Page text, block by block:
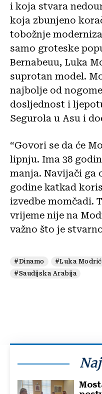
i koja stvara
koja zbunjeno
tobožnje
samo groteske
Bernabeuu, Luka
suprotan model.
najbolje od
dosljednost i
Segurola u Asu i
“Govori se da će
lipnju. Ima 38
manja. Navijači ga
godine katkad
izvedbe momčadi.
vrijeme nije na
važno što je
#Dinamo #Luka Modrić
#Saudijska Arabija